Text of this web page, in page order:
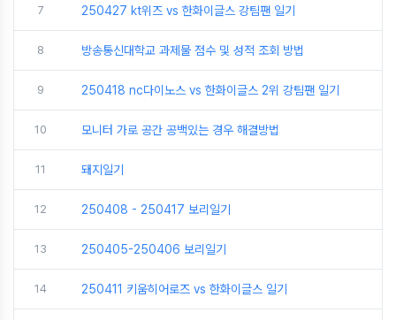
7 250427 kt위즈 vs 한화이글스 강팀팬 일기
8 방송통신대학교 과제물 점수 및 성적 조회 방법
9 250418 nc다이노스 vs 한화이글스 2위 강팀팬 일기
10 모니터 가로 공간 공백있는 경우 해결방법
11 돼지일기
12 250408 - 250417 보리일기
13 250405-250406 보리일기
14 250411 키움히어로즈 vs 한화이글스 일기